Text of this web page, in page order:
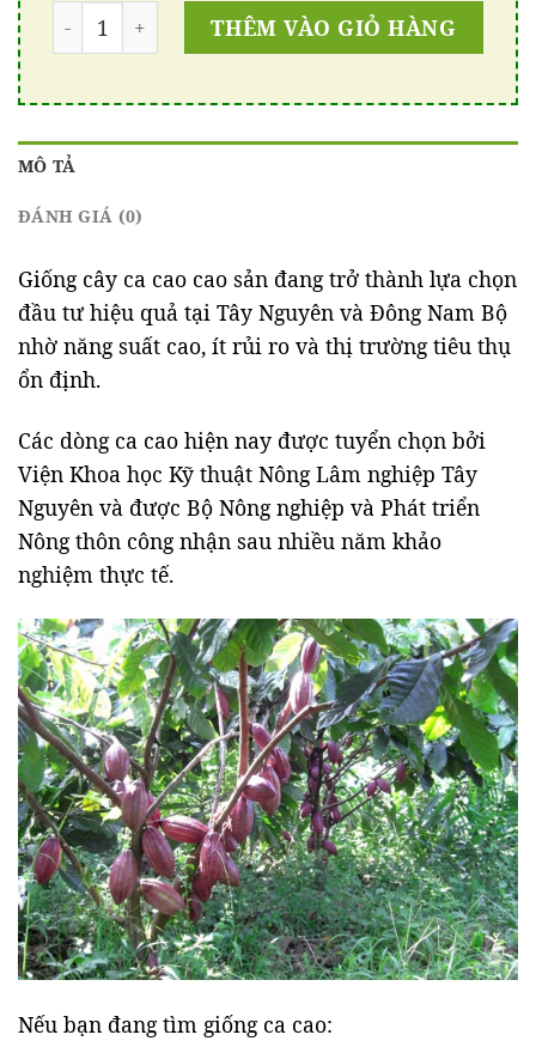
Số lượng THÊM VÀO GIỎ HÀNG
MÔ TẢ
ĐÁNH GIÁ (0)
Giống cây ca cao cao sản đang trở thành lựa chọn
đầu tư hiệu quả tại Tây Nguyên và Đông Nam Bộ
nhờ năng suất cao, ít rủi ro và thị trường tiêu thụ
ổn định.
Các dòng ca cao hiện nay được tuyển chọn bởi
Viện Khoa học Kỹ thuật Nông Lâm nghiệp Tây
Nguyên và được Bộ Nông nghiệp và Phát triển
Nông thôn công nhận sau nhiều năm khảo
nghiệm thực tế.
Nếu bạn đang tìm giống ca cao: